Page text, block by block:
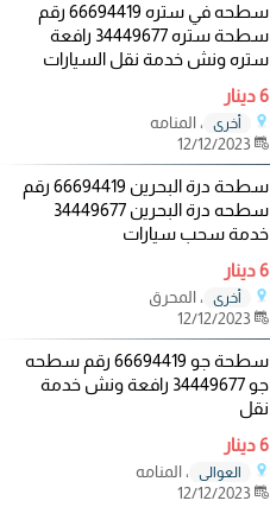
سطحه في ستره 66694419 رقم
سطحة ستره 34449677 رافعة
ستره ونش خدمة نقل السيارات
6 دينار
أخرى
، المنامه
12/12/2023
سطحة درة البحرين 66694419 رقم
سطحه درة البحرين 34449677
خدمة سحب سيارات
6 دينار
أخرى
، المحرق
12/12/2023
سطحة جو 66694419 رقم سطحه
جو 34449677 رافعة ونش خدمة
نقل
6 دينار
العوالي
، المنامه
12/12/2023